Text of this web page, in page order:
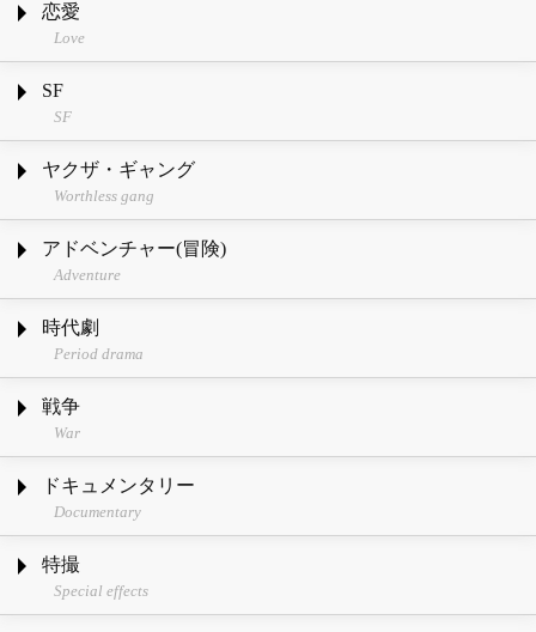
恋愛
Love
SF
SF
ヤクザ・ギャング
Worthless gang
アドベンチャー(冒険)
Adventure
時代劇
Period drama
戦争
War
ドキュメンタリー
Documentary
特撮
Special effects